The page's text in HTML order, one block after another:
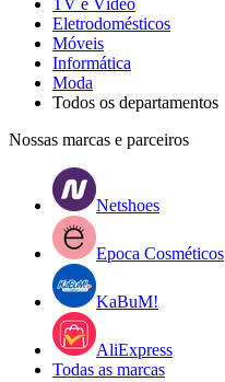
Eletrodomésticos
Móveis
Informática
Moda
Todos os departamentos
Nossas marcas e parceiros
Netshoes
Epoca Cosméticos
KaBuM!
AliExpress
Todas as marcas